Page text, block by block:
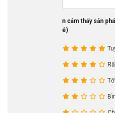
Bạn cảm thấy sản
nhé)